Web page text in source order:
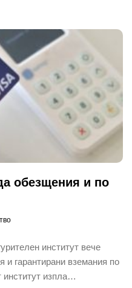
обезщения и по
институт вече
гарантирани вземания по
институт изпла…